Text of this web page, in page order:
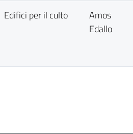
Edifici per il culto
Amos
Edallo